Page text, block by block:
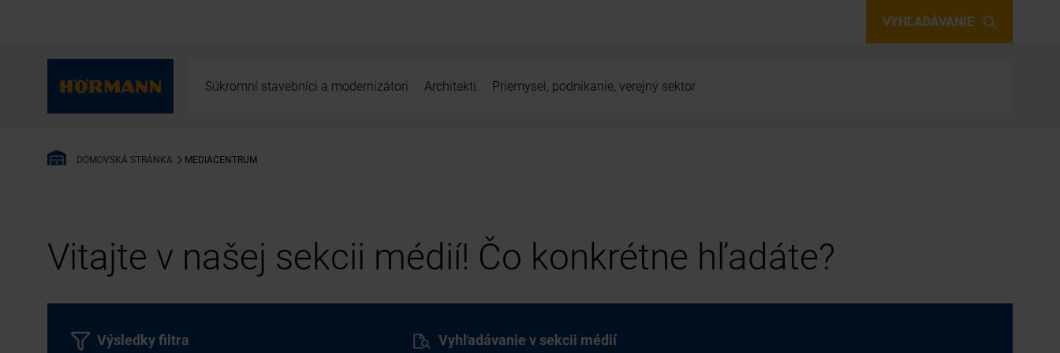
VYHĽADÁVANIE
Súkromní stavebníci a modernizátori Architekti Priemysel, podnikanie, verejný sektor
DOMOVSKÁ STRÁNKA MEDIACENTRUM
Vitajte v našej sekcii médií! Čo konkrétne hľadáte?
Vyhľadávanie v sekcii médií
Výsledky filtra